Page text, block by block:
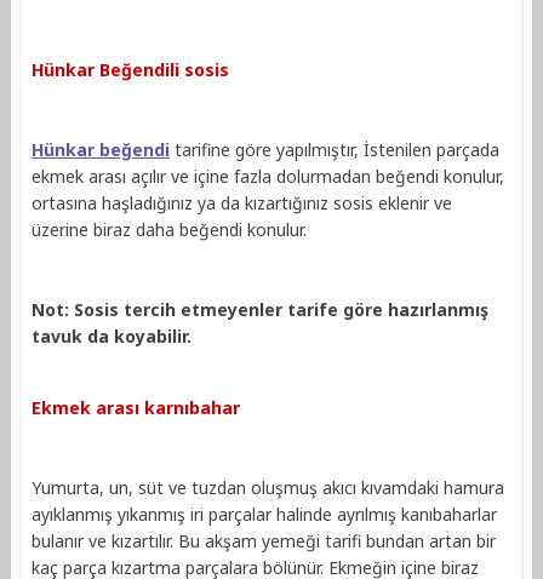
Hünkar Beğendili sosis
Hünkar beğenditarifine göre yapılmıştır, İstenilen parçada
ekmek arası açılır ve içine fazla dolurmadan beğendi konulur,
ortasına haşladığınız ya da kızartığınız sosis eklenir ve
üzerine biraz daha beğendi konulur.
Not: Sosis tercih etmeyenler tarife göre hazırlanmış
tavuk da koyabilir.
Ekmek arası karnıbahar
Yumurta, un, süt ve tuzdan oluşmuş akıcı kıvamdaki hamura
ayıklanmış yıkanmış iri parçalar halinde ayrılmış kanıbaharlar
bulanır ve kızartılır. Bu akşam yemeği tarifi bundan artan bir
kaç parça kızartma parçalara bölünür. Ekmeğin içine biraz